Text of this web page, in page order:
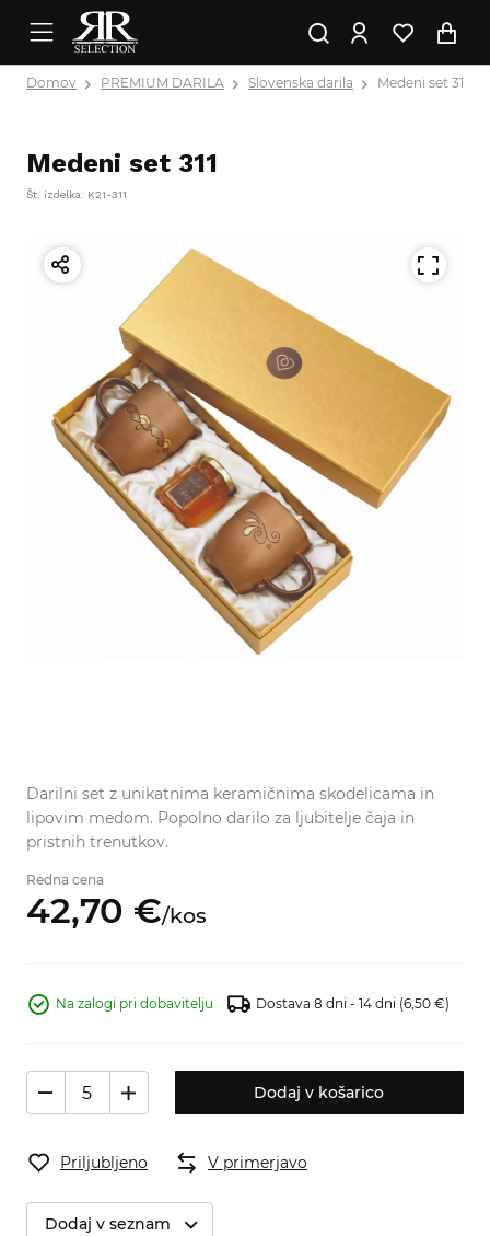
Domov PREMIUM DARILA Slovenska darila Medeni set 311
Medeni set 311
Št. izdelka: K21-311
Darilni set z unikatnima keramičnima skodelicama in
lipovim medom. Popolno darilo za ljubitelje čaja in
pristnih trenutkov.
Redna cena
42,70 €/kos
Na zalogi pri dobavitelju Dostava 8 dni - 14 dni (6,50 €)
Dodaj v košarico
Priljubljeno V primerjavo
Dodaj v seznam